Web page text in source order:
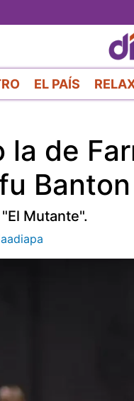
EL PAÍS
la de
Banton
Mutante".